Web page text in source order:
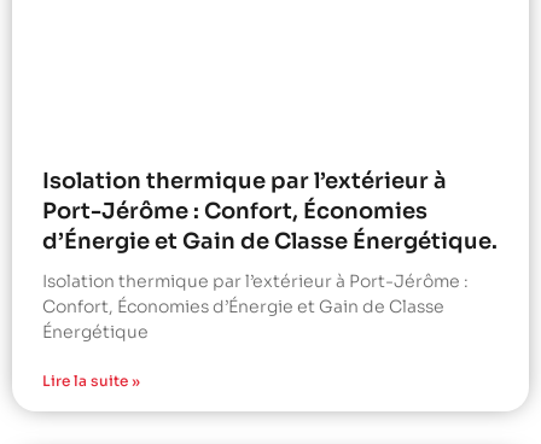
Isolation thermique par l’extérieur à
Port-Jérôme : Confort, Économies
d’Énergie et Gain de Classe Énergétique.
Isolation thermique par l’extérieur à Port-Jérôme :
Confort, Économies d’Énergie et Gain de Classe
Énergétique
Lire la suite »